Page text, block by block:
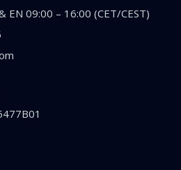
EN 09:00 – 16:00 (CET/CEST)